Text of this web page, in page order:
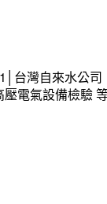
台灣自來水公司
電氣設備檢驗